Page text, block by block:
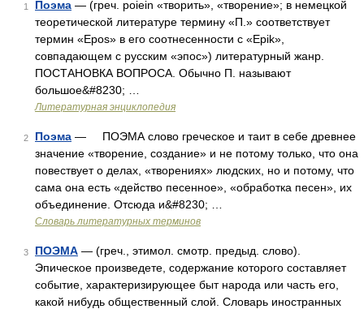
1 Поэма — (греч. poiein «творить», «творение»; в немецкой
теоретической литературе термину «П.» соответствует
термин «Epos» в его соотнесенности с «Epik»,
совпадающем с русским «эпос») литературный жанр.
ПОСТАНОВКА ВОПРОСА. Обычно П. называют
большое&#8230; …
Литературная энциклопедия
2 Поэма — ПОЭМА слово греческое и таит в себе древнее
значение «творение, создание» и не потому только, что она
повествует о делах, «творениях» людских, но и потому, что
сама она есть «действо песенное», «обработка песен», их
объединение. Отсюда и&#8230; …
Словарь литературных терминов
3 ПОЭМА — (греч., этимол. смотр. предыд. слово).
Эпическое произведете, содержание которого составляет
событие, характеризирующее быт народа или часть его,
какой нибудь общественный слой. Словарь иностранных